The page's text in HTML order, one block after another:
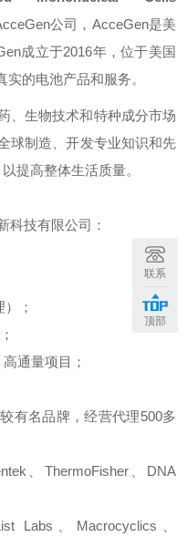
公司， AcceGen是美
成立于2016年，位于美国
的电池产品和服务。
、生物技术和特种成分市场
球制造、开发专业知识和先
提高整体生活质量。
科技有限公司：
；
高通量项目；
有名品牌，经营代理500多
ThermoFisher、 DNA
Labs Macrocyclics
联系
顶部